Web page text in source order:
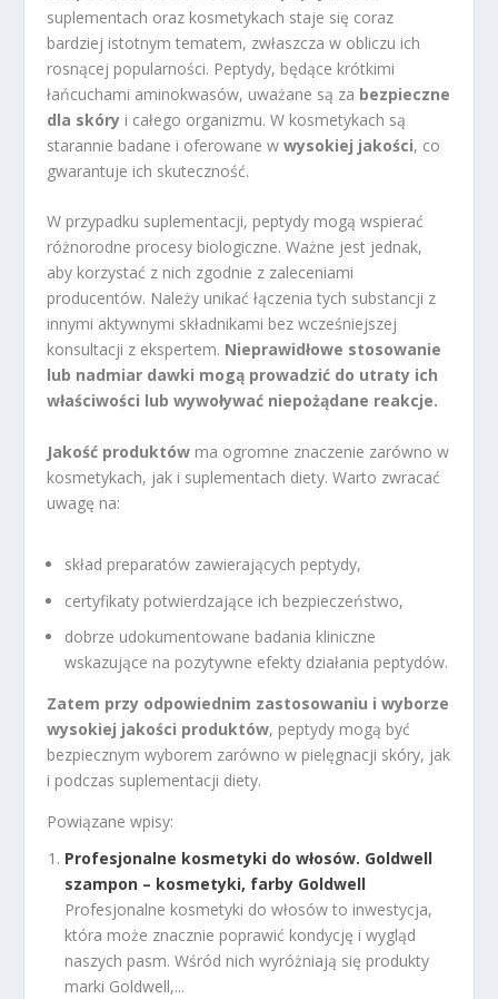
suplementach oraz kosmetykach staje się coraz
bardziej istotnym tematem, zwłaszcza w obliczu ich
rosnącej popularności. Peptydy, będące krótkimi
łańcuchami aminokwasów, uważane są za bezpieczne
dla skóry i całego organizmu. W kosmetykach są
starannie badane i oferowane wwysokiej jakości, co
gwarantuje ich skuteczność.
W przypadku suplementacji, peptydy mogą wspierać
różnorodne procesy biologiczne. Ważne jest jednak,
aby korzystać z nich zgodnie z zaleceniami
producentów. Należy unikać łączenia tych substancji z
innymi aktywnymi składnikami bez wcześniejszej
konsultacji z ekspertem. Nieprawidłowe stosowanie
lub nadmiar dawki mogą prowadzić do utraty ich
właściwości lub wywoływać niepożądane reakcje.
Jakość produktów ma ogromne znaczenie zarówno w
kosmetykach, jak i suplementach diety. Warto zwracać
uwagę na:
skład preparatów zawierających peptydy,
certyfikaty potwierdzające ich bezpieczeństwo,
dobrze udokumentowane badania kliniczne
wskazujące na pozytywne efekty działania peptydów.
Zatem przy odpowiednim zastosowaniu i wyborze
wysokiej jakości produktów, peptydy mogą być
bezpiecznym wyborem zarówno w pielęgnacji skóry, jak
i podczas suplementacji diety.
Powiązane wpisy:
Profesjonalne kosmetyki do włosów. Goldwell
szampon – kosmetyki, farby Goldwell
Profesjonalne kosmetyki do włosów to inwestycja,
która może znacznie poprawić kondycję i wygląd
naszych pasm. Wśród nich wyróżniają się produkty
marki Goldwell,...